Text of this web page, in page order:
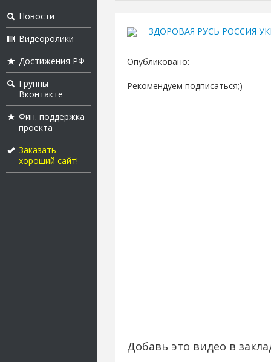
Новости
Видеоролики
Достижения РФ
Группы
Вконтакте
Фин. поддержка
проекта
Заказать
хороший сайт!
ЗДОРОВАЯ РУСЬ РОССИЯ
Опубликовано:
Рекомендуем подписаться;)
Добавь это видео в